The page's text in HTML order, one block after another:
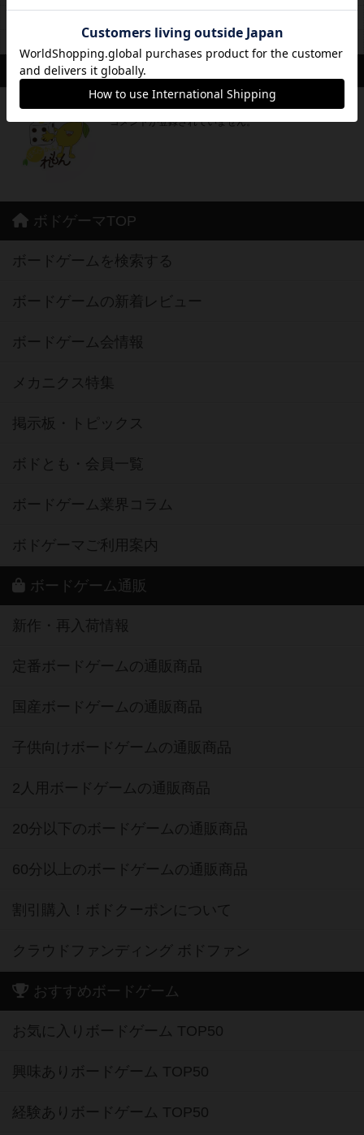
スタッフ
ボドゲカフェ れもん
コメントが登録されていません。
ボドゲーマTOP
ボードゲームを検索する
ボードゲームの新着レビュー
ボードゲーム会情報
メカニクス特集
掲示板・トピックス
ボドとも・会員一覧
ボードゲーム業界コラム
ボドゲーマご利用案内
ボードゲーム通販
新作・再入荷情報
定番ボードゲームの通販商品
国産ボードゲームの通販商品
子供向けボードゲームの通販商品
2人用ボードゲームの通販商品
20分以下のボードゲームの通販商品
60分以上のボードゲームの通販商品
割引購入！ボドクーポンについて
クラウドファンディング ボドファン
おすすめボードゲーム
お気に入りボードゲーム TOP50
興味ありボードゲーム TOP50
経験ありボードゲーム TOP50